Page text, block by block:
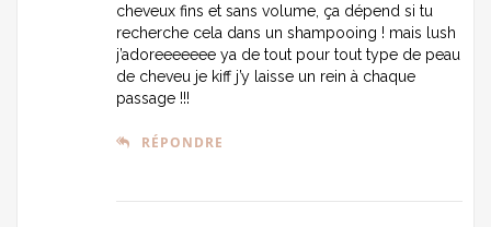
cheveux fins et sans volume, ça dépend si tu
recherche cela dans un shampooing ! mais lush
j’adoreeeeeee ya de tout pour tout type de peau
de cheveu je kiff j’y laisse un rein à chaque
passage !!!
RÉPONDRE